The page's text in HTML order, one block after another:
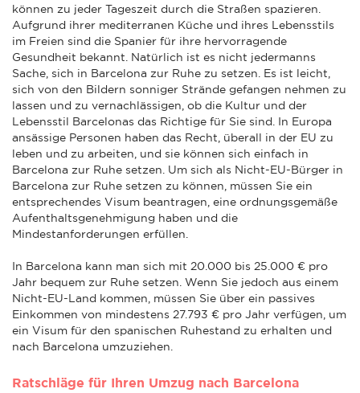
können zu jeder Tageszeit durch die Straßen spazieren.
Aufgrund ihrer mediterranen Küche und ihres Lebensstils
im Freien sind die Spanier für ihre hervorragende
Gesundheit bekannt. Natürlich ist es nicht jedermanns
Sache, sich in Barcelona zur Ruhe zu setzen. Es ist leicht,
sich von den Bildern sonniger Strände gefangen nehmen zu
lassen und zu vernachlässigen, ob die Kultur und der
Lebensstil Barcelonas das Richtige für Sie sind. In Europa
ansässige Personen haben das Recht, überall in der EU zu
leben und zu arbeiten, und sie können sich einfach in
Barcelona zur Ruhe setzen. Um sich als Nicht-EU-Bürger in
Barcelona zur Ruhe setzen zu können, müssen Sie ein
entsprechendes Visum beantragen, eine ordnungsgemäße
Aufenthaltsgenehmigung haben und die
Mindestanforderungen erfüllen.
In Barcelona kann man sich mit 20.000 bis 25.000 € pro
Jahr bequem zur Ruhe setzen. Wenn Sie jedoch aus einem
Nicht-EU-Land kommen, müssen Sie über ein passives
Einkommen von mindestens 27.793 € pro Jahr verfügen, um
ein Visum für den spanischen Ruhestand zu erhalten und
nach Barcelona umzuziehen.
Ratschläge für Ihren Umzug nach Barcelona